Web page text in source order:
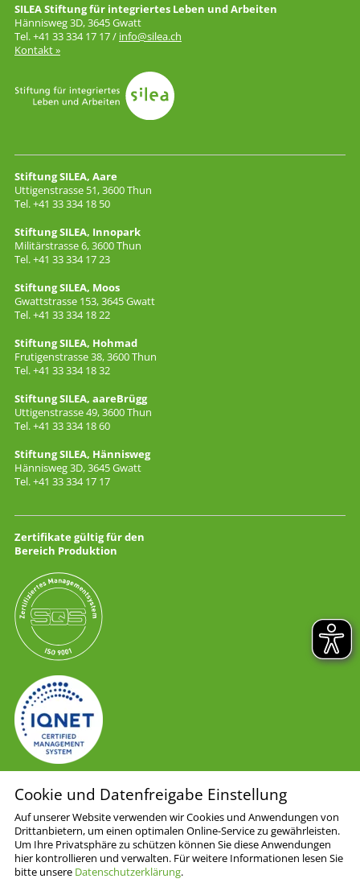
SILEA Stiftung für integriertes Leben und Arbeiten
Hännisweg 3D, 3645 Gwatt
Tel. +41 33 334 17 17 / info@silea.ch
Kontakt »
Stiftung SILEA, Aare
Uttigenstrasse 51, 3600 Thun
Tel. +41 33 334 18 50
Stiftung SILEA, Innopark
Militärstrasse 6, 3600 Thun
Tel. +41 33 334 17 23
Stiftung SILEA, Moos
Gwattstrasse 153, 3645 Gwatt
Tel. +41 33 334 18 22
Stiftung SILEA, Hohmad
Frutigenstrasse 38, 3600 Thun
Tel. +41 33 334 18 32
Stiftung SILEA, aareBrügg
Uttigenstrasse 49, 3600 Thun
Tel. +41 33 334 18 60
Stiftung SILEA, Hännisweg
Hännisweg 3D, 3645 Gwatt
Tel. +41 33 334 17 17
Zertifikate gültig für den
Bereich Produktion
AGB
Impressum
Datenschutzerklärung
Disclaimer
Cookie und Datenfreigabe Einstellung
Auf unserer Website verwenden wir Cookies und Anwendungen von
Drittanbietern, um einen optimalen Online-Service zu gewährleisten.
Um Ihre Privatsphäre zu schützen können Sie diese Anwendungen
hier kontrollieren und verwalten. Für weitere Informationen lesen Sie
bitte unsere Datenschutzerklärung.